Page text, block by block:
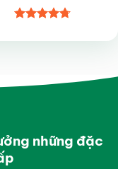
hạng4.75
những đặc